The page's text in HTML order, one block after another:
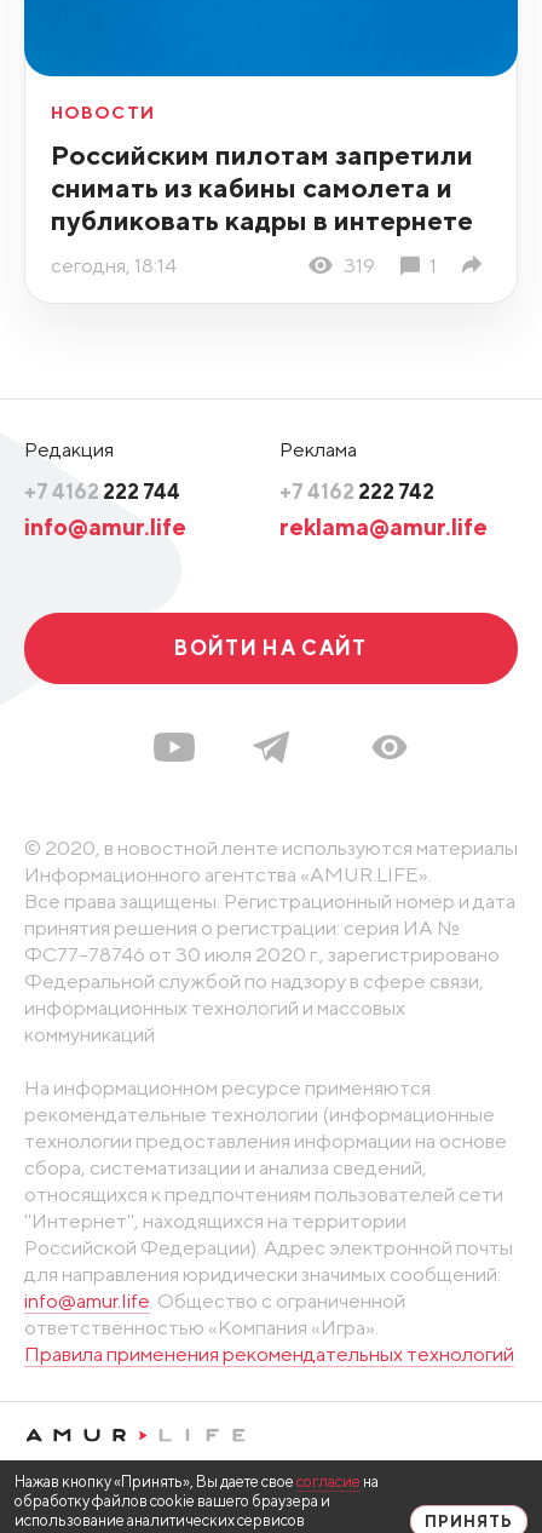
НОВОСТИ
Российским пилотам запретили
снимать из кабины самолета и
публиковать кадры в интернете
сегодня, 18:14 319 1
Редакция
+7 4162 222 744
info@amur.life
Реклама
+7 4162 222 742
reklama@amur.life
ВОЙТИ НА САЙТ
© 2020, в новостной ленте используются материалы
Информационного агентства «AMUR.LIFE».
Все права защищены. Регистрационный номер и дата
принятия решения о регистрации: серия ИА №
ФС77-78746 от 30 июля 2020 г., зарегистрировано
Федеральной службой по надзору в сфере связи,
информационных технологий и массовых
коммуникаций
На информационном ресурсе применяются
рекомендательные технологии (информационные
технологии предоставления информации на основе
сбора, систематизации и анализа сведений,
относящихся к предпочтениям пользователей сети
"Интернет", находящихся на территории
Российской Федерации). Адрес электронной почты
для направления юридически значимых сообщений:
info@amur.life. Общество с ограниченной
ответственностью «Компания «Игра».
Правила применения рекомендательных технологий
Нажав кнопку «Принять», Вы даете свое согласие на
обработку файлов cookie вашего браузера и
использование аналитических сервисов
ПРИНЯТЬ